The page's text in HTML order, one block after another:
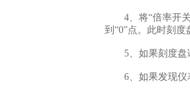
4、将“倍率开关”
到“0”点。此时刻
5、如果刻度盘读
6、如果发现仪表